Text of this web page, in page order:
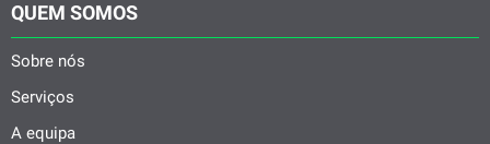
QUEM SOMOS
Sobre nós
Serviços
A equipa